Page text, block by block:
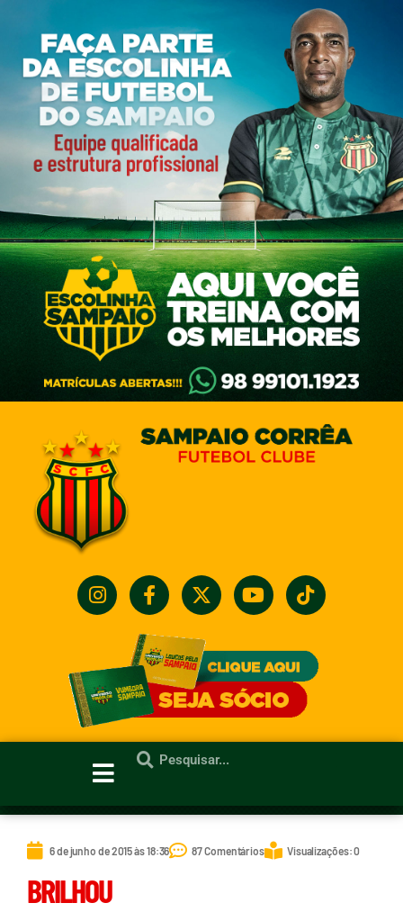
6 de junho de 2015 às 18:36 87 Comentários Visualizações: 0
BRILHOU